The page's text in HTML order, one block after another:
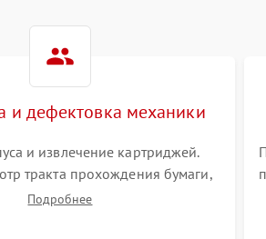
и дефектовка механики
и извлечение картриджей.
тракта прохождения бумаги,
роликов захвата и узла
Подробнее